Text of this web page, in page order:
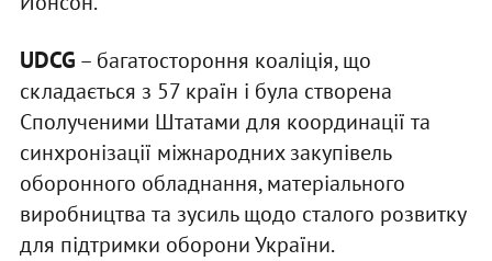
UDCG – багатостороння коаліція, що
складається з 57 країн і була створена
Сполученими Штатами для координації та
синхронізації міжнародних закупівель
оборонного обладнання, матеріального
виробництва та зусиль щодо сталого розвитку
для підтримки оборони України.